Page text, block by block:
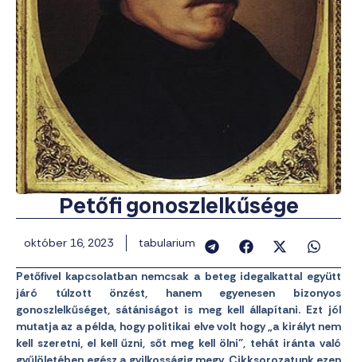
Petőfi gonoszlelkűsége
október 16, 2023 tabularium
Petőfivel kapcsolatban nemcsak a beteg idegalkattal együtt
járó túlzott önzést, hanem egyenesen bizonyos
gonoszlelkűséget, sátániságot is meg kell állapítani. Ezt jól
mutatja az a példa, hogy politikai elve volt hogy „a királyt nem
kell szeretni, el kell űzni, sőt meg kell ölni”, tehát iránta való